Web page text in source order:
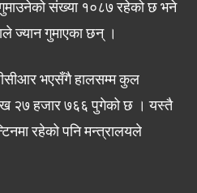
संख्या १०८७ रहेको छ भने
ज्यान गुमाएका छन् ।
भएसँगै हालसम्म कुल
२७ हजार ७६६ पुगेको छ । यस्तै
रहेको पनि मन्त्रालयले